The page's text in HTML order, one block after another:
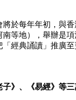
將於每年年初，與
南等地）
，舉辦是
經典誦讀」推廣至
》、《易經》等